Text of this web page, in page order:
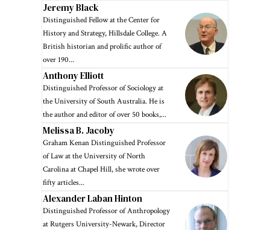
Jeremy Black
Distinguished Fellow at the Center for
History and Strategy, Hillsdale College. A
British historian and prolific author of
over 190...
Anthony Elliott
Distinguished Professor of Sociology at
the University of South Australia. He is
the author and editor of over 50 books,...
Melissa B. Jacoby
Graham Kenan Distinguished Professor
of Law at the University of North
Carolina at Chapel Hill, she wrote over
fifty articles...
Alexander Laban Hinton
Distinguished Professor of Anthropology
at Rutgers University-Newark, Director